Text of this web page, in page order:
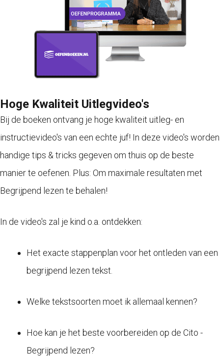
Hoge Kwaliteit Uitlegvideo's
Bij de boeken ontvang je hoge kwaliteit uitleg- en
instructievideo's van een echte juf! In deze video's worden
handige tips & tricks gegeven om thuis op de beste
manier te oefenen. Plus: Om maximale resultaten met
Begrijpend lezen te behalen!
In de video's zal je kind o.a. ontdekken:
Het exacte stappenplan voor het ontleden van een
begrijpend lezen tekst.
Welke tekstsoorten moet ik allemaal kennen?
Hoe kan je het beste voorbereiden op de Cito -
Begrijpend lezen?